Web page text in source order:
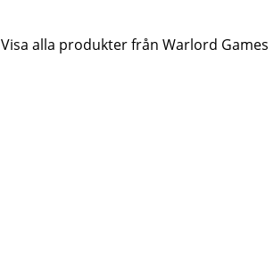
Visa alla produkter från Warlord Games